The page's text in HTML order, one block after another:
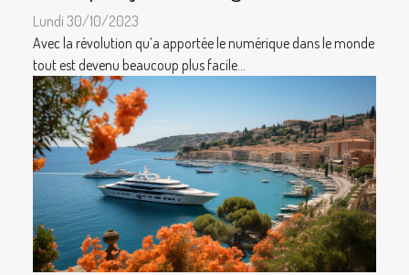
Lundi 30/10/2023
Avec la révolution qu’a apportée le numérique dans le monde
tout est devenu beaucoup plus facile...